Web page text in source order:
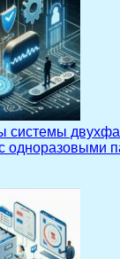
системы
одноразовыми